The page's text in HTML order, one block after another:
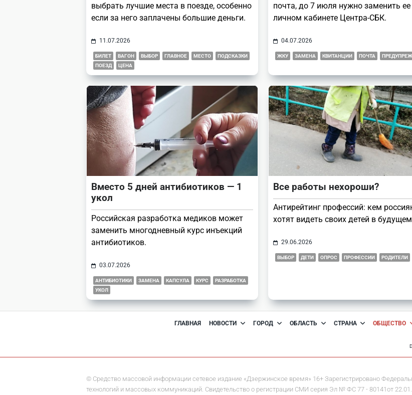
выбрать лучшие места в поезде, особенно
если за него заплачены большие деньги.
11.07.2026
БИЛЕТ ВАГОН ВЫБОР ГЛАВНОЕ МЕСТО
ПОДСКАЗКИ
ПОЕЗД
ЦЕНА
почта, до 7 июля нужно заменить ее
личном кабинете Центра-СБК.
04.07.2026
ЖКУ ЗАМЕНА КВИТАНЦИИ ПОЧТА
Вместо 5 дней антибиотиков — 1
укол
Российская разработка медиков может
заменить многодневный курс инъекций
антибиотиков.
03.07.2026
АНТИБИОТИКИ ЗАМЕНА КАПСУЛА КУРС
РАЗРАБОТКА
УКОЛ
Все работы нехороши?
Антирейтинг профессий: кем
хотят видеть своих детей в
29.06.2026
ВЫБОР ДЕТИ ОПРОС ПРОФЕССИИ РОДИТЕЛИ
ГЛАВНАЯ НОВОСТИ ГОРОД ОБЛАСТЬ СТРАНА ОБЩЕСТВО
© Средство массовой информации сетевое издание «Дзержинское время» 16+ Зарегистрировано
технологий и массовых коммуникаций. Свидетельство о регистрации СМИ серия Эл № ФС 77 - 80141от